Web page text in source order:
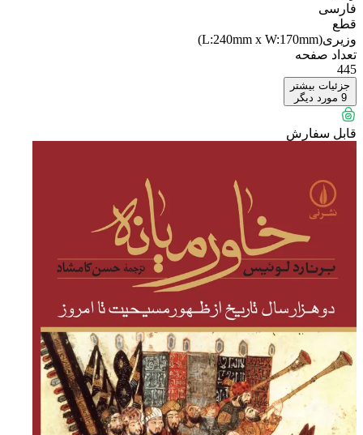
فارسی
قطع
وزیری(L:240mm x W:170mm)
تعداد صفحه
445
جزئیات بیشتر
9 مورد دیگر
قابل سفارش